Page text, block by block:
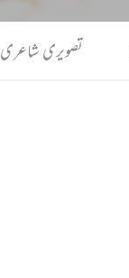
تصویری شاعری